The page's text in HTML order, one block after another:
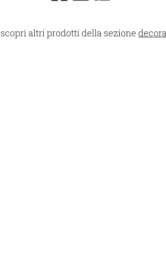
scopri altri prodotti della sezione